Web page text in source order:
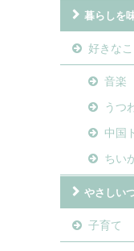
暮らしを
好きな
音楽
うつ
中国
ちい
やさしい
子育て